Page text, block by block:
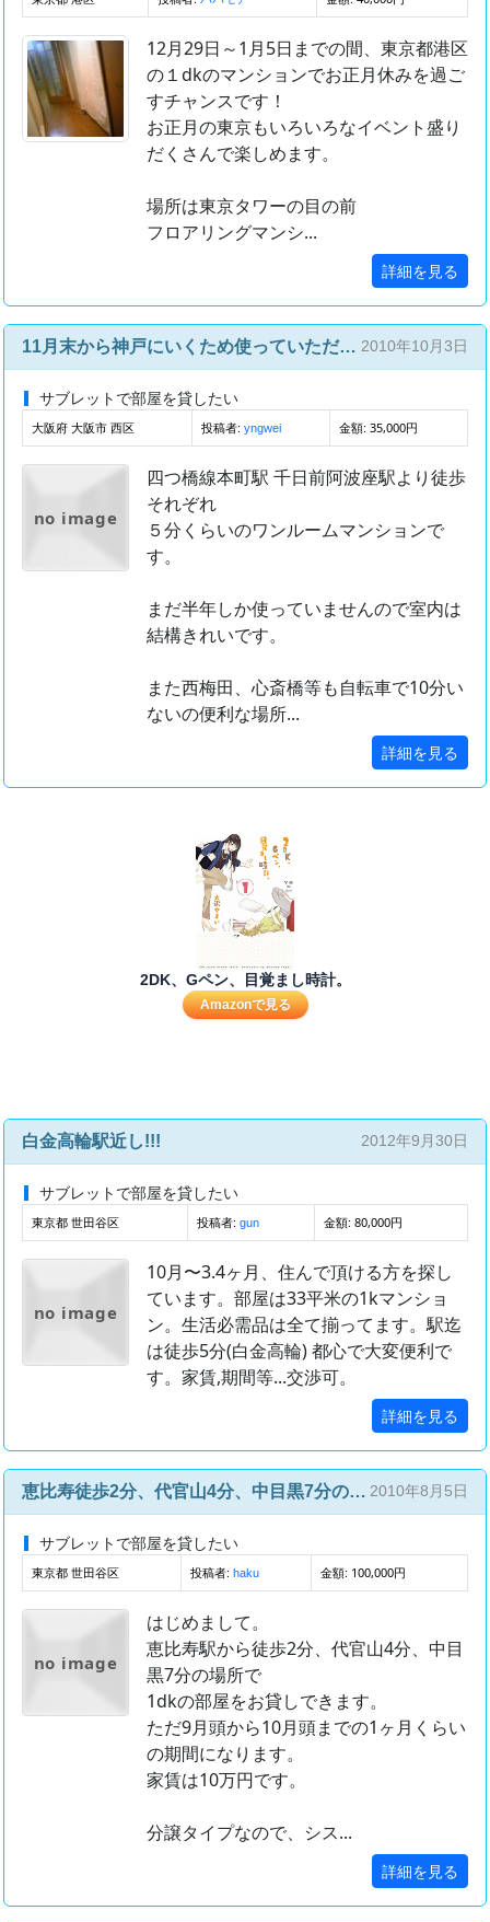
12月29日～1月5日までの間、東京都港区
の１dkのマンションでお正月休みを過ご
すチャンスです！
お正月の東京もいろいろなイベント盛り
だくさんで楽しめます。
場所は東京タワーの目の前
フロアリングマンシ...
詳細を見る
11月末から神戸にいくため使っていただく方さがしてます 2010年10月3日
サブレットで部屋を貸したい
大阪府 大阪市 西区 投稿者: yngwei 金額: 35,000円
no image
四つ橋線本町駅 千日前阿波座駅より徒歩
それぞれ
５分くらいのワンルームマンションで
す。
まだ半年しか使っていませんので室内は
結構きれいです。
また西梅田、心斎橋等も自転車で10分い
ないの便利な場所...
詳細を見る
2DK、Gペン、目覚まし時計。
Amazonで見る
白金高輪駅近し!!! 2012年9月30日
サブレットで部屋を貸したい
東京都 世田谷区 投稿者: gun 金額: 80,000円
no image
10月〜3.4ヶ月、住んで頂ける方を探し
ています。部屋は33平米の1kマンショ
ン。生活必需品は全て揃ってます。駅迄
は徒歩5分(白金高輪) 都心で大変便利で
す。家賃,期間等...交渉可。
詳細を見る
恵比寿徒歩2分、代官山4分、中目黒7分の1dk 短期サブレット貸し 2010年8月5日
サブレットで部屋を貸したい
東京都 世田谷区 投稿者: haku 金額: 100,000円
no image
はじめまして。
恵比寿駅から徒歩2分、代官山4分、中目
黒7分の場所で
1dkの部屋をお貸しできます。
ただ9月頭から10月頭までの1ヶ月くらい
の期間になります。
家賃は10万円です。
分譲タイプなので、シス...
詳細を見る